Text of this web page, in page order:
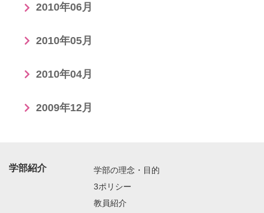
2010年06月
2010年05月
2010年04月
2009年12月
学部紹介
学部の理念・目的
3ポリシー
教員紹介